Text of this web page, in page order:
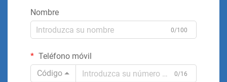
Nombre
0/100
Teléfono móvil
Código
0/16